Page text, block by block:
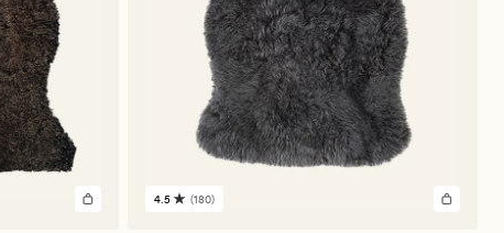
180
4.5 (180)